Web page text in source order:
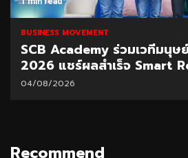
BUSINESS MOVEMENT
DAD ชูนวัตกรรมแก้น้ำท่วม
04/08/2026
Recommend